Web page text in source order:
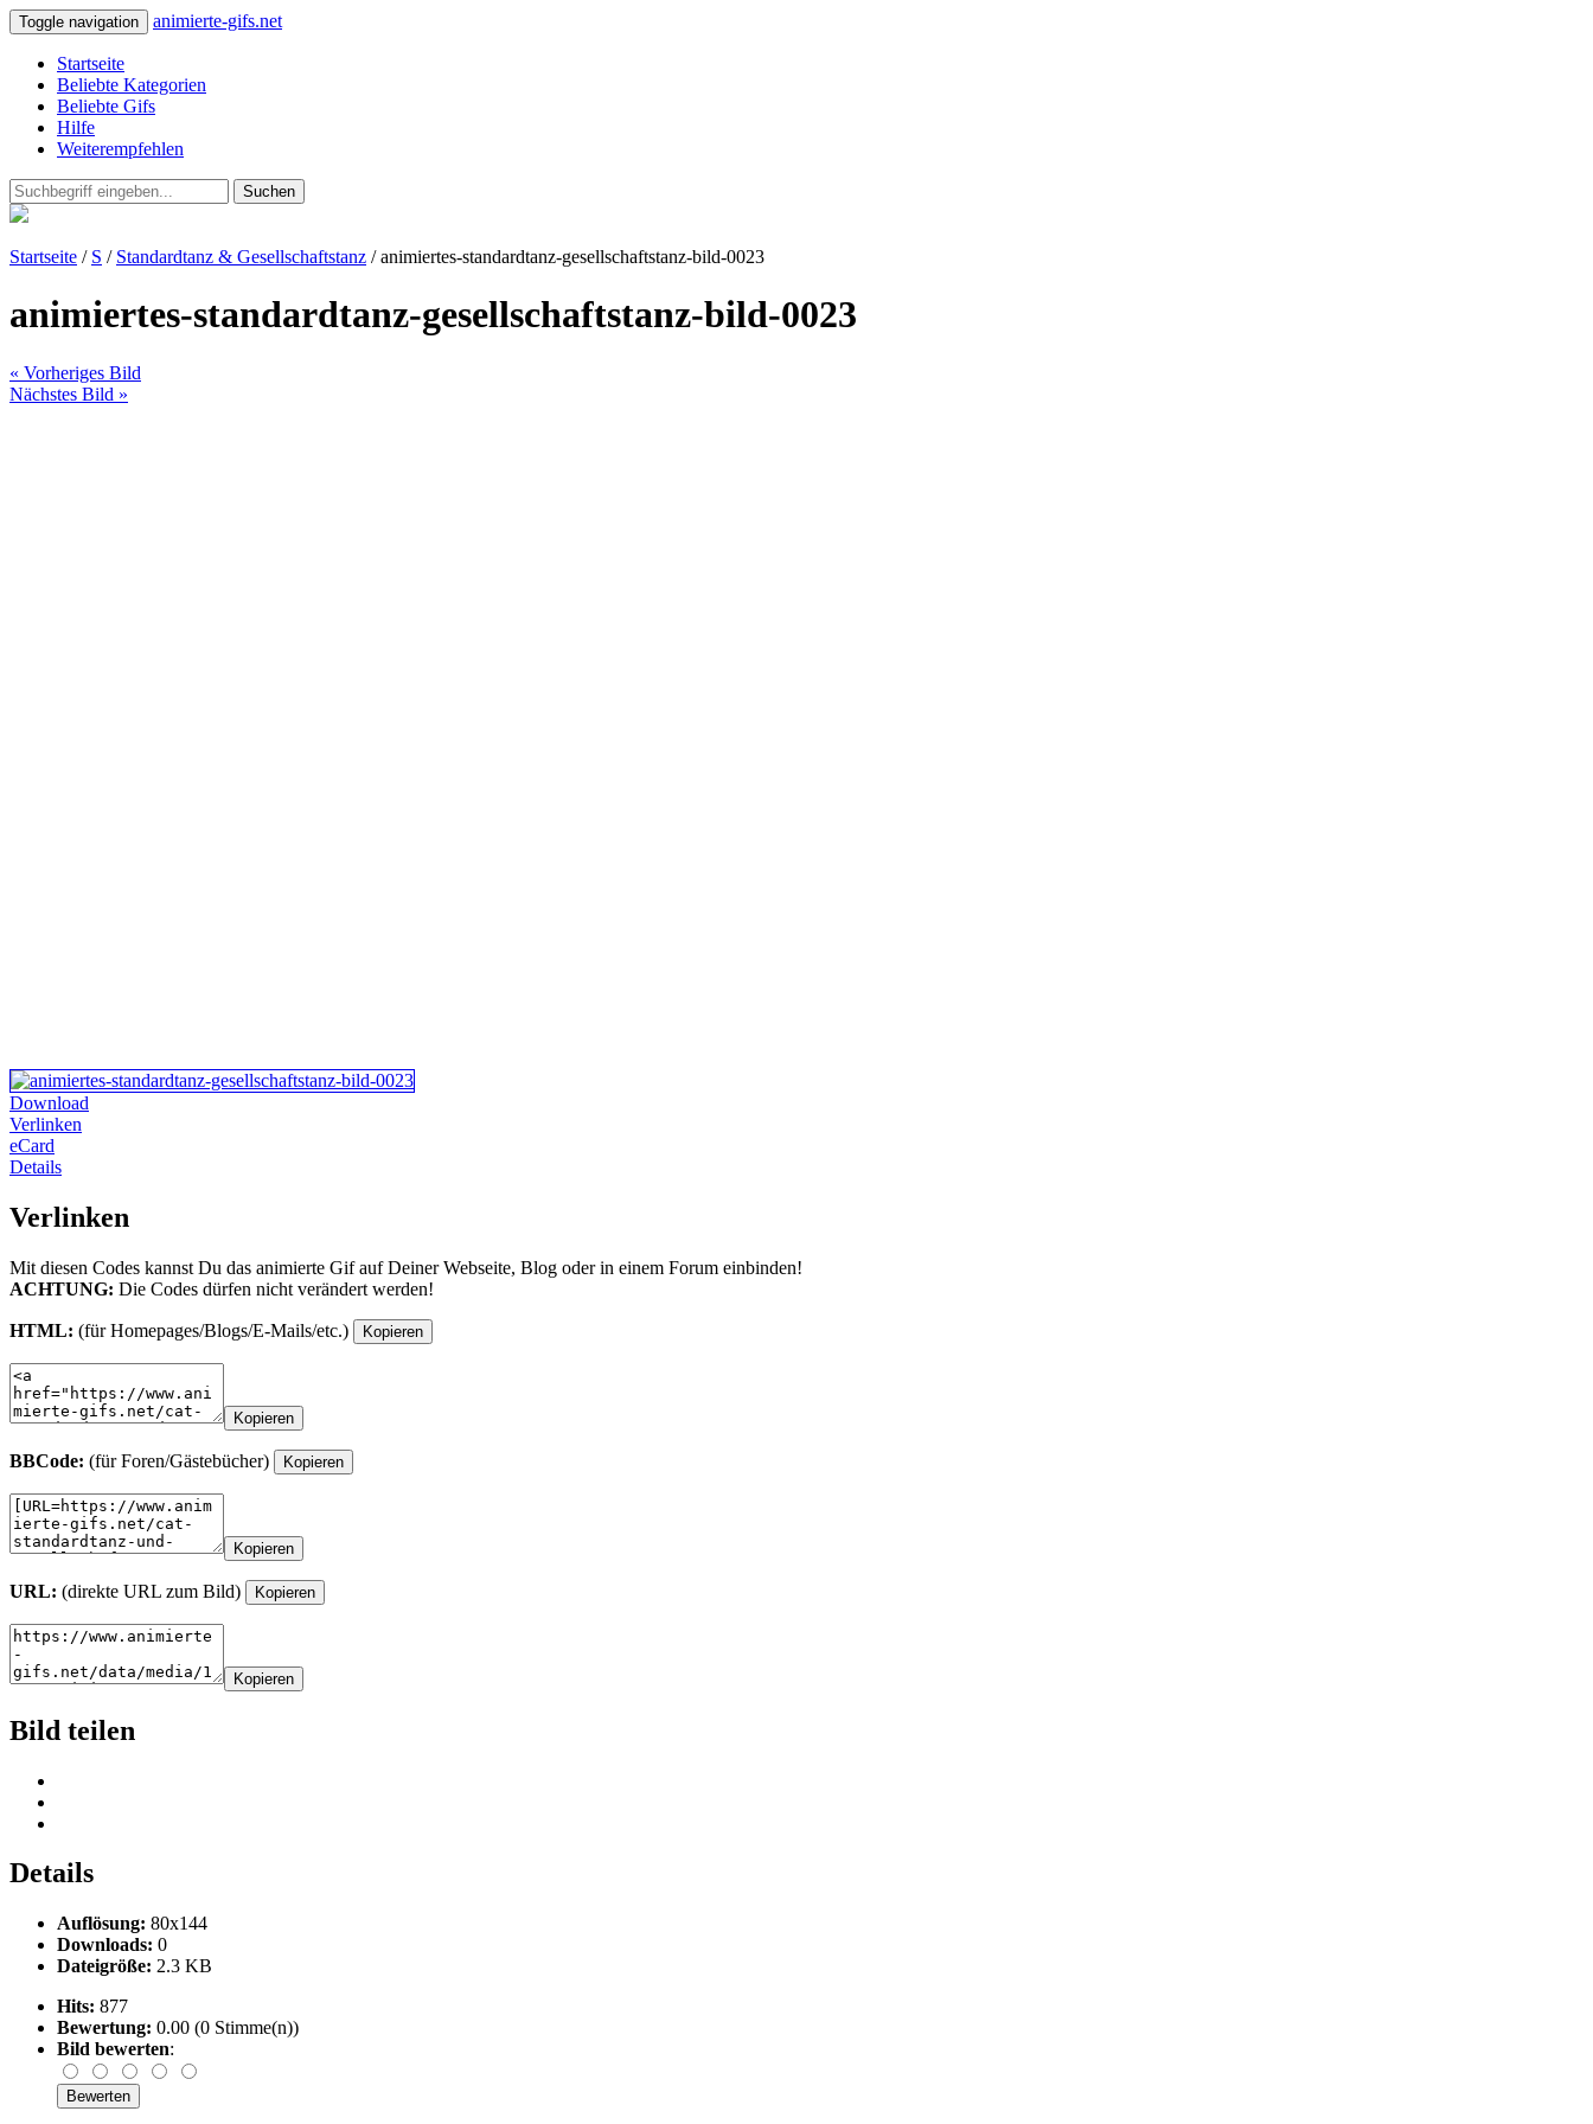
Toggle navigation animierte-gifs.net
Startseite
Beliebte Kategorien
Beliebte Gifs
Hilfe
Weiterempfehlen
Suchen
Startseite / S / Standardtanz & Gesellschaftstanz / animiertes-standardtanz-gesellschaftstanz-bild-0023
animiertes-standardtanz-gesellschaftstanz-bild-0023
« Vorheriges Bild
Nächstes Bild »
Download
Verlinken
eCard
Details
Verlinken
Mit diesen Codes kannst Du das animierte Gif auf Deiner Webseite, Blog oder in einem Forum einbinden!
ACHTUNG: Die Codes dürfen nicht verändert werden!
HTML: (für Homepages/Blogs/E-Mails/etc.) Kopieren
Kopieren
BBCode: (für Foren/Gästebücher) Kopieren
Kopieren
URL: (direkte URL zum Bild) Kopieren
Kopieren
Bild teilen
Details
Auflösung: 80x144
Downloads: 0
Dateigröße: 2.3 KB
Hits: 877
Bewertung: 0.00 (0 Stimme(n))
Bild bewerten: